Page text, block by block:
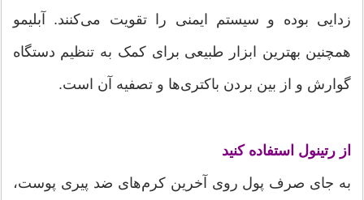
زدایی بوده و سیستم ایمنی را تقویت می‌کنند. آبلیمو
همچنین بهترین ابزار طبیعی برای کمک به تنظیم دستگاه
گوارش و از بین بردن باکتری‌ها و تصفیه آن است.
از رتینول استفاده کنید
به جای صرف پول روی آخرین کرم‌های ضد پیری پوست،